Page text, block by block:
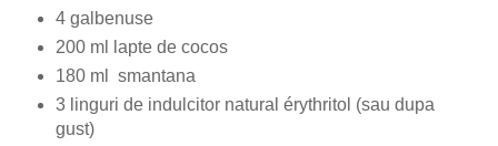
4 galbenuse
200 ml lapte de cocos
180 ml smantana
3 linguri de indulcitor natural érythritol (sau dupa
gust)